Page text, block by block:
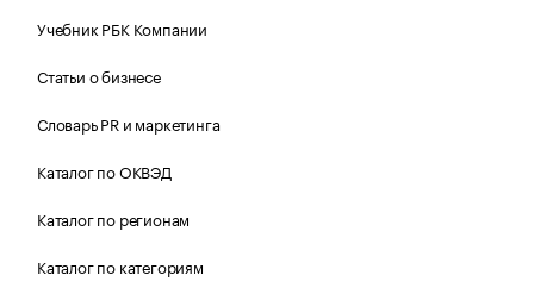
Учебник РБК Компании
Статьи о бизнесе
Словарь PR и маркетинга
Каталог по ОКВЭД
Каталог по регионам
Каталог по категориям